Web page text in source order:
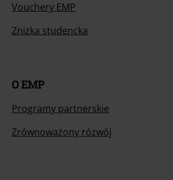
Vouchery EMP
Zniżka studencka
O EMP
Programy partnerskie
Zrównoważony rózwój